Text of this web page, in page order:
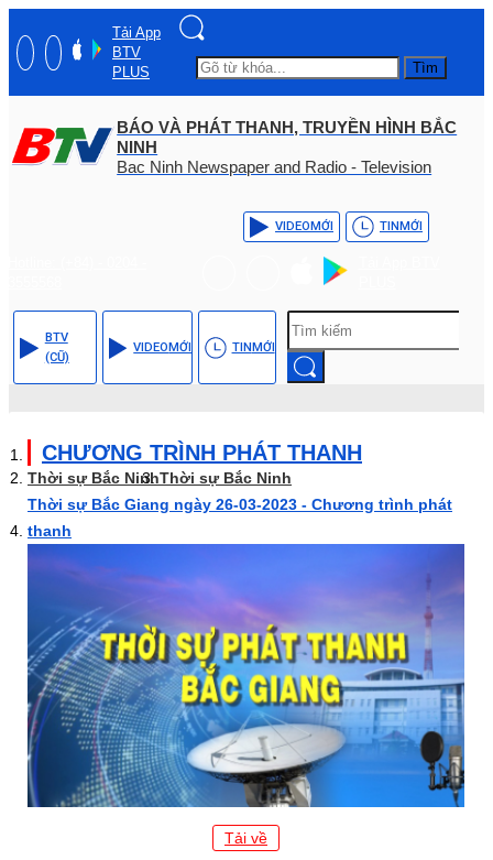
Tải App
BTV
PLUS
Tìm
BÁO VÀ PHÁT THANH, TRUYỀN HÌNH BẮC
NINH
Bac Ninh Newspaper and Radio - Television
VIDEOMỚI TINMỚI
BTV
(CŨ)
VIDEOMỚI TINMỚI
CHƯƠNG TRÌNH PHÁT THANH
Thời sự Bắc NinhThời sự Bắc Ninh
Thời sự Bắc Giang ngày 26-03-2023 - Chương trình phát
thanh
Tải về